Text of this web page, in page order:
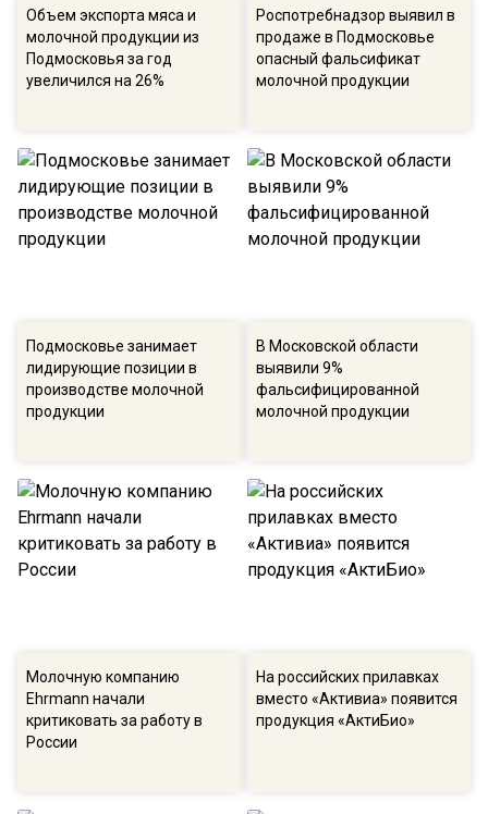
Объем экспорта мяса и
молочной продукции из
Подмосковья за год
увеличился на 26%
Роспотребнадзор выявил в
продаже в Подмосковье
опасный фальсификат
молочной продукции
Подмосковье занимает
лидирующие позиции в
производстве молочной
продукции
В Московской области
выявили 9%
фальсифицированной
молочной продукции
Молочную компанию
Ehrmann начали
критиковать за работу в
России
На российских прилавках
вместо «Активиа» появится
продукция «АктиБио»